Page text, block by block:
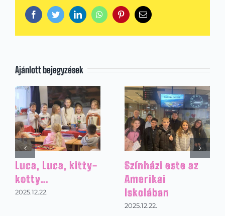
FacebookTwitterLinkedInWhatsAppPinterestEmail:
Ajánlott bejegyzések
Projekt munka
történelem órára
2026.01.31.
Hóembert
építettünk
2026.01.30.